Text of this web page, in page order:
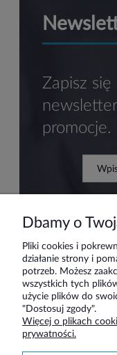
Zapisz się
promocje.
Dbamy o
Pliki cookies i
działanie strony i
potrzeb. Możesz
wszystkich tych
użycie plików do
"Dostosuj zgody".
Więcej o plikach
prywatności.